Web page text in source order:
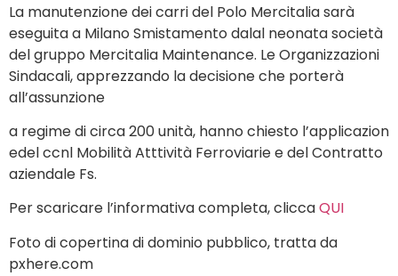
La manutenzione dei carri del Polo Mercitalia sarà
eseguita a Milano Smistamento dalal neonata società
del gruppo Mercitalia Maintenance. Le Organizzazioni
Sindacali, apprezzando la decisione che porterà
all’assunzione
a regime di circa 200 unità, hanno chiesto l’applicazion
edel ccnl Mobilità Atttività Ferroviarie e del Contratto
aziendale Fs.
Per scaricare l’informativa completa, cliccaQUI
Foto di copertina di dominio pubblico, tratta da
pxhere.com